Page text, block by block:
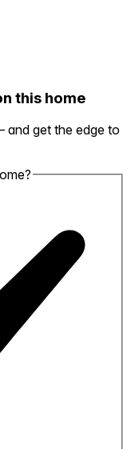
this home
get the edge to